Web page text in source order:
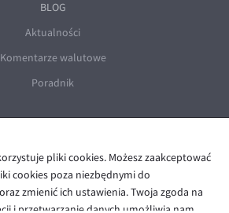
pliki cookies. Możesz zaakceptować
cookies poza niezbędnymi do
zmienić ich ustawienia. Twoja zgoda na
i przetwarzanie danych umożliwia nam
BLOG
Aktualności
Komentarze walutowe
Poradnik
2026 | Regulaminy
|